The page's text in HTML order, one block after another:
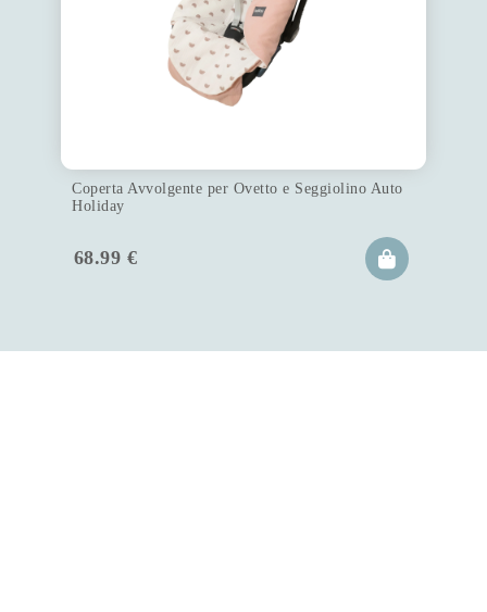
Coperta Avvolgente per Ovetto e Seggiolino Auto
Holiday
68.99 €